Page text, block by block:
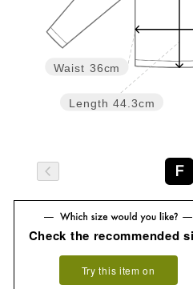
Length 44.3cm
Waist 36cm
F
Check the recommended
Try this item on